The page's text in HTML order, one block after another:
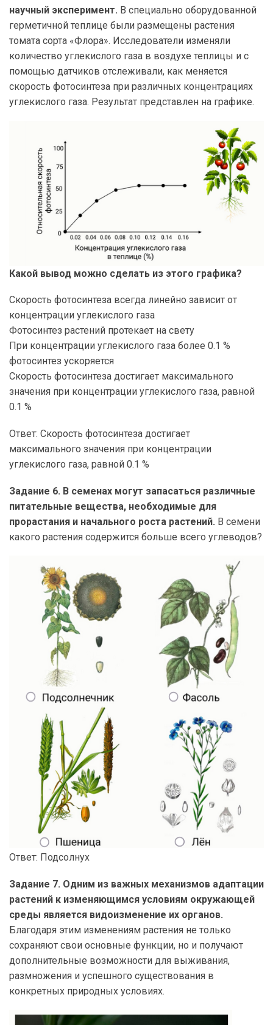
научный эксперимент. В специально оборудованной
герметичной теплице были размещены растения
томата сорта «Флора». Исследователи изменяли
количество углекислого газа в воздухе теплицы и с
помощью датчиков отслеживали, как меняется
скорость фотосинтеза при различных концентрациях
углекислого газа. Результат представлен на графике.
Какой вывод можно сделать из этого графика?
Скорость фотосинтеза всегда линейно зависит от
концентрации углекислого газа
Фотосинтез растений протекает на свету
При концентрации углекислого газа более 0.1 %
фотосинтез ускоряется
Скорость фотосинтеза достигает максимального
значения при концентрации углекислого газа, равной
0.1 %
Ответ: Скорость фотосинтеза достигает
максимального значения при концентрации
углекислого газа, равной 0.1 %
Задание 6. В семенах могут запасаться различные
питательные вещества, необходимые для
прорастания и начального роста растений. В семени
какого растения содержится больше всего углеводов?
Ответ: Подсолнух
Задание 7. Одним из важных механизмов адаптации
растений к изменяющимся условиям окружающей
среды является видоизменение их органов.
Благодаря этим изменениям растения не только
сохраняют свои основные функции, но и получают
дополнительные возможности для выживания,
размножения и успешного существования в
конкретных природных условиях.